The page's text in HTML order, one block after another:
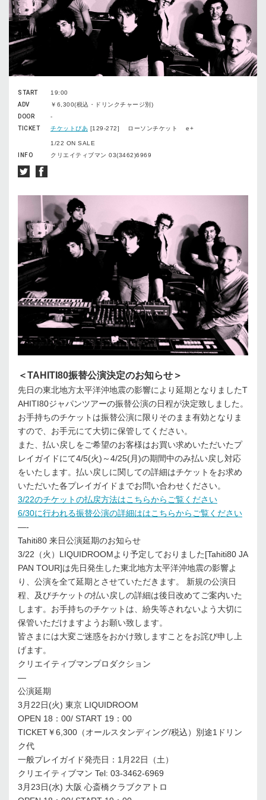
START
19:00
ADV
￥6,300(税込・ドリンクチャージ別)
DOOR
-
TICKET
チケットぴあ [129-272] ローソンチケット e+
1/22 ON SALE
INFO
クリエイティブマン 03(3462)6969
＜TAHITI80振替公演決定のお知らせ＞
先日の東北地方太平洋沖地震の影響により延期となりましたT
AHITI80ジャパンツアーの振替公演の日程が決定致しました。
お手持ちのチケットは振替公演に限りそのまま有効となりま
すので、お手元にて大切に保管してください。
また、払い戻しをご希望のお客様はお買い求めいただいたプ
レイガイドにて4/5(火)～4/25(月)の期間中のみ払い戻し対応
をいたします。払い戻しに関しての詳細はチケットをお求め
いただいた各プレイガイドまでお問い合わせください。
3/22のチケットの払戻方法はこちらからご覧ください
6/30に行われる振替公演の詳細ははこちらからご覧ください
—-
Tahiti80 来日公演延期のお知らせ
3/22（火）LIQUIDROOMより予定しておりました[Tahiti80 JA
PAN TOUR]は先日発生した東北地方太平洋沖地震の影響よ
り、公演を全て延期とさせていただきます。 新規の公演日
程、及びチケットの払い戻しの詳細は後日改めてご案内いた
します。お手持ちのチケットは、紛失等されないよう大切に
保管いただけますようお願い致します。
皆さまには大変ご迷惑をおかけ致しますことをお詫び申し上
げます。
クリエイティブマンプロダクション
—
公演延期
3月22日(火) 東京 LIQUIDROOM
OPEN 18：00/ START 19：00
TICKET￥6,300（オールスタンディング/税込）別途1ドリン
ク代
一般プレイガイド発売日：1月22日（土）
クリエイティブマン Tel: 03-3462-6969
3月23日(水) 大阪 心斎橋クラブクアトロ